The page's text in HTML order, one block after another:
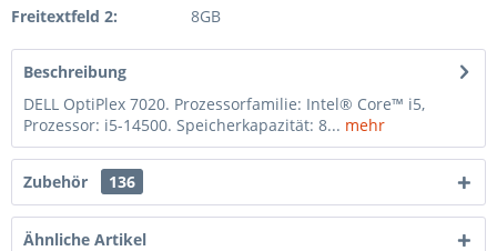
Freitextfeld 2:
8GB
Beschreibung
DELL OptiPlex 7020. Prozessorfamilie: Intel® Core™ i5,
Prozessor: i5-14500. Speicherkapazität: 8... mehr
Zubehör 136
Ähnliche Artikel